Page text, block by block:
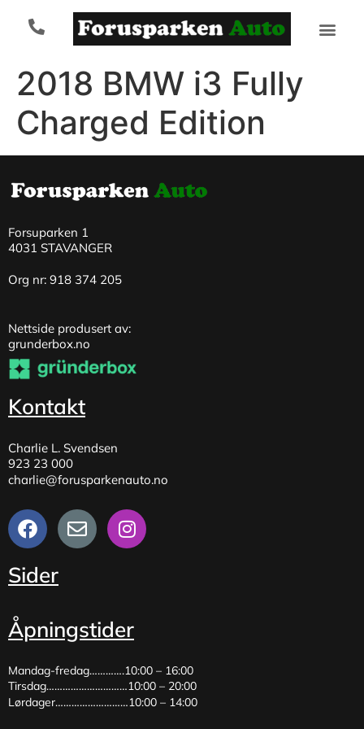
2018 BMW i3 Fully
Charged Edition
Forsuparken 1
4031 STAVANGER
Org nr: 918 374 205
Nettside produsert av:
grunderbox.no
Kontakt
Charlie L. Svendsen
923 23 000
charlie@forusparkenauto.no
Sider
Åpningstider
Mandag-fredag………….10:00 – 16:00
Tirsdag…………………………10:00 – 20:00
Lørdager………………………10:00 – 14:00